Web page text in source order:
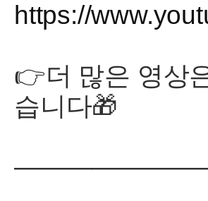
https://
👉더 많은 영상
습니다🎁